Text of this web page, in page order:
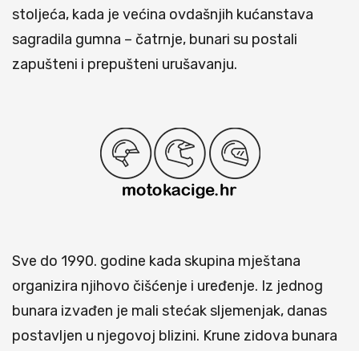
stoljeća, kada je većina ovdašnjih kućanstava
sagradila gumna – čatrnje, bunari su postali
zapušteni i prepušteni urušavanju.
Sve do 1990. godine kada skupina mještana
organizira njihovo čišćenje i uređenje. Iz jednog
bunara izvađen je mali stećak sljemenjak, danas
postavljen u njegovoj blizini. Krune zidova bunara